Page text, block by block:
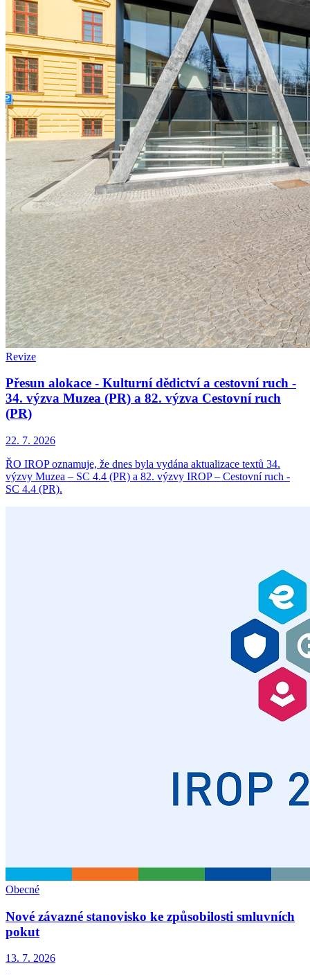
Revize
Přesun alokace - Kulturní dědictví a cestovní ruch -
34. výzva Muzea (PR) a 82. výzva Cestovní ruch
(PR)
22. 7. 2026
ŘO IROP oznamuje, že dnes byla vydána aktualizace textů 34.
výzvy Muzea – SC 4.4 (PR) a 82. výzvy IROP – Cestovní ruch -
SC 4.4 (PR).
Obecné
Nové závazné stanovisko ke způsobilosti smluvních
pokut
13. 7. 2026